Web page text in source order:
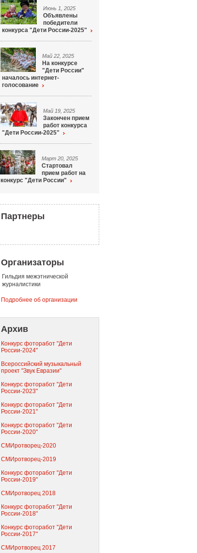
Июнь 1, 2025
Объявлены
победители
конкурса "Дети России-2025"
Май 22, 2025
На конкурсе
"Дети России"
началось интернет-
голосование
Май 19, 2025
Закончен прием
работ конкурса
"Дети России-2025"
Март 20, 2025
Стартовал
прием работ на
конкурс "Дети России"
Партнеры
Организаторы
Гильдия межэтнической
журналистики
Подробнее об организации
Архив
Конкурс фоторабот "Дети
России-2024"
Всероссийский музыкальный
проект "Звук Евразии"
Конкурс фоторабот "Дети
России-2023"
Конкурс фоторабот "Дети
России-2021"
Конкурс фоторабот "Дети
России-2020"
СМИротворец-2020
СМИротворец-2019
Конкурс фоторабот "Дети
России-2019"
СМИротворец 2018
Конкурс фоторабот "Дети
России-2018"
Конкурс фоторабот "Дети
России-2017"
СМИротворец 2017